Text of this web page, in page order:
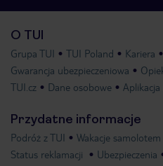
O TUI
Grupa TUI TUI Poland Kariera
Gwarancja ubezpieczeniowa
TUI.cz
Dane osobowe
Przydatne informacje
Podróż z TUI Wakacje samolotem
Status reklamacji
Ubezpieczenia